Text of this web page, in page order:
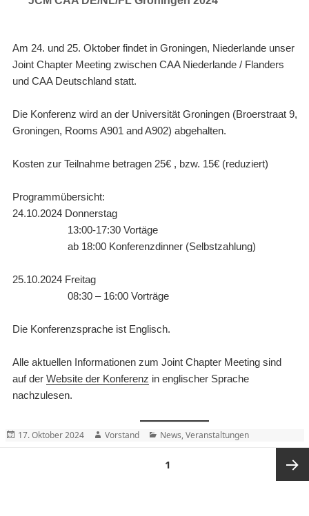
Am 24. und 25. Oktober findet in Groningen, Niederlande unser
Joint Chapter Meeting zwischen CAA Niederlande / Flanders
und CAA Deutschland statt.
Die Konferenz wird an der Universität Groningen (Broerstraat 9,
Groningen, Rooms A901 and A902) abgehalten.
Kosten zur Teilnahme betragen 25€ , bzw. 15€ (reduziert)
Programmübersicht:
24.10.2024 Donnerstag
13:00-17:30 Vortäge
ab 18:00 Konferenzdinner (Selbstzahlung)
25.10.2024 Freitag
08:30 – 16:00 Vorträge
Die Konferenzsprache ist Englisch.
Alle aktuellen Informationen zum Joint Chapter Meeting sind
auf der Website der Konferenz in englischer Sprache
nachzulesen.
Posted
17. Oktober 2024 Author
Vorstand Categories
News,Veranstaltungen
1